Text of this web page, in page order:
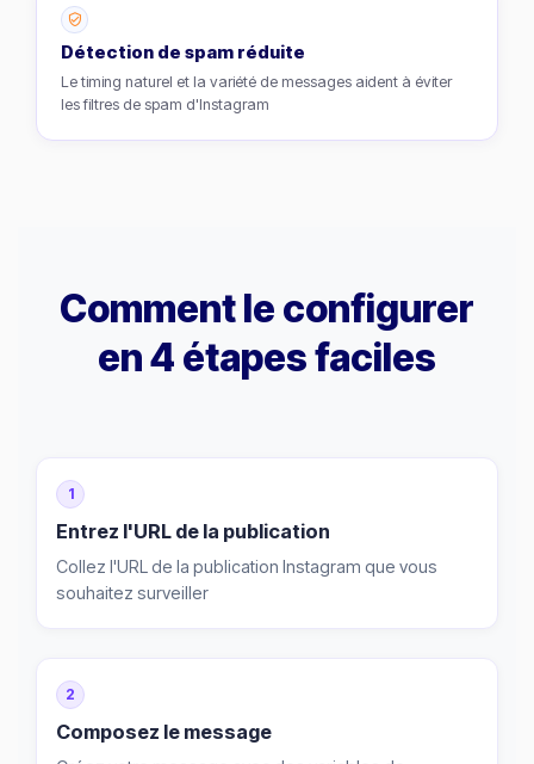
Détection de spam réduite
Le timing naturel et la variété de messages aident à éviter
les filtres de spam d'Instagram
Comment le configurer
en 4 étapes faciles
1
Entrez l'URL de la publication
Collez l'URL de la publication Instagram que vous
souhaitez surveiller
2
Composez le message